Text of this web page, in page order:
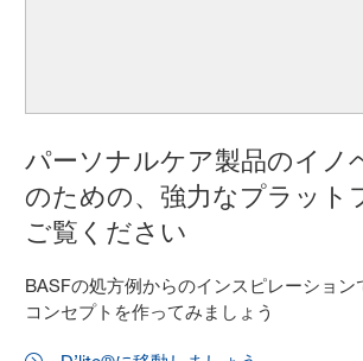
パーソナルケア製品のイノ
のための、強力なプラット
ご覧ください
BASFの処方例からのインスピレーショ
コンセプトを作ってみましょう